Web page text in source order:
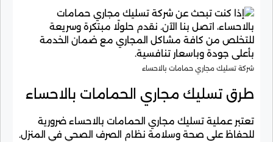
شركة تسليك مجاري حمامات بالاحساء
طرق تسليك مجاري الحمامات بالاحساء
تعتبر عملية تسليك مجاري الحمامات بالاحساء ضرورية
للحفاظ على صحة وسلامة نظام الصرف الصحي في المنزل.